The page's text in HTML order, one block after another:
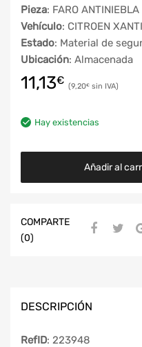
Pieza: FARO ANTINIEBLA
Vehículo: CITROEN
Estado: Material de
Ubicación: Almacenada
11,13€ 9,20€
Hay existencias
Añadir al
COMPARTE
(0)
DESCRIPCIÓN
RefID: 223948